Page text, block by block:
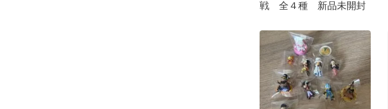
戦 全４種 新品未開封